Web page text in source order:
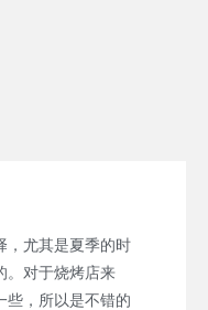
，尤其是夏季的时
。对于烧烤店来
些，所以是不错的